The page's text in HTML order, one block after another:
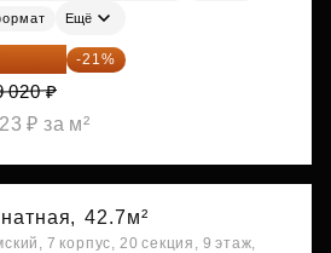
Ещё
226 ₽ -21%
020 ₽
₽ за м²
42.7м²
7 корпус, 20 секция, 9 этаж,